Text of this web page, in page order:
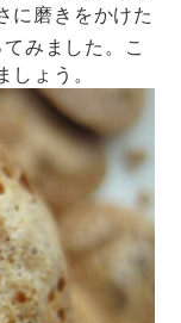
に磨きをかけた
てみました。こ
しょう。